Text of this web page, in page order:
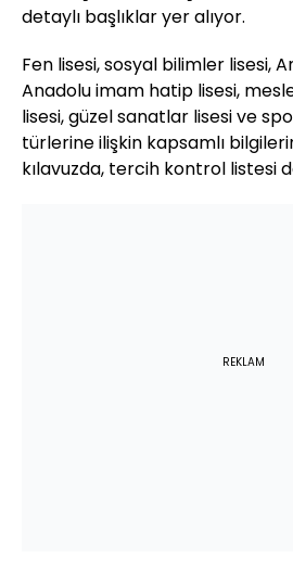
detaylı başlıklar yer alıyor.
Fen lisesi, sosyal bilimler lisesi,
Anadolu imam hatip lisesi,
lisesi, güzel sanatlar lisesi ve
türlerine ilişkin kapsamlı
kılavuzda, tercih kontrol listesi
REKLAM